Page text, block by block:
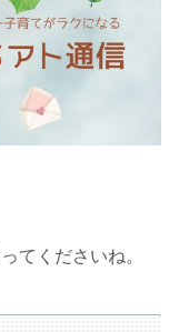
てくださいね。